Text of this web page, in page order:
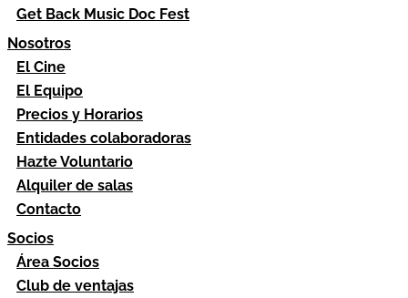
Get Back Music Doc Fest
Nosotros
El Cine
El Equipo
Precios y Horarios
Entidades colaboradoras
Hazte Voluntario
Alquiler de salas
Contacto
Socios
Área Socios
Club de ventajas